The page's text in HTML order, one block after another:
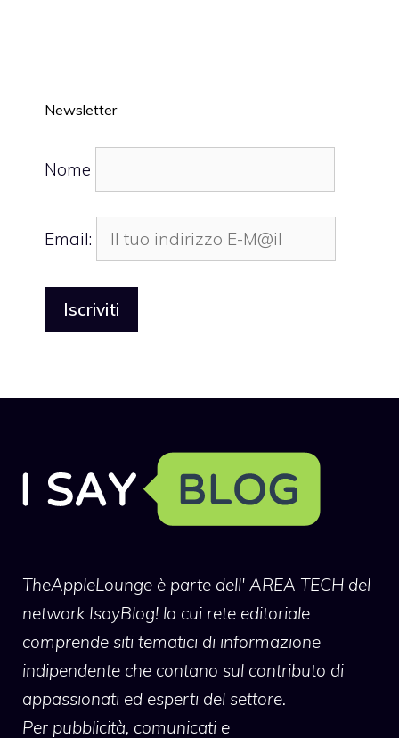
Newsletter
Nome
Email:
TheAppleLounge è parte dell' AREA TECH del
network IsayBlog! la cui rete editoriale
comprende siti tematici di informazione
indipendente che contano sul contributo di
appassionati ed esperti del settore.
Per pubblicità, comunicati e